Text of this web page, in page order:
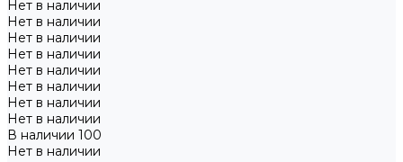
Нет в наличии
Нет в наличии
Нет в наличии
Нет в наличии
Нет в наличии
Нет в наличии
Нет в наличии
Нет в наличии
В наличии 100
Нет в наличии